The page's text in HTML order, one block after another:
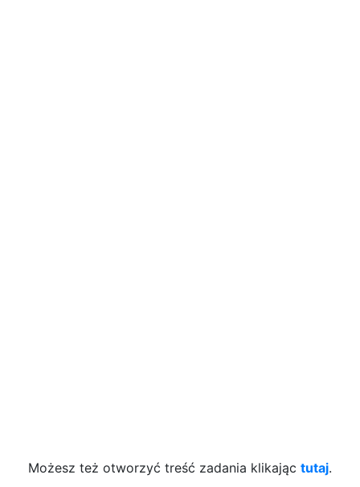
Możesz też otworzyć treść zadania klikając tutaj.